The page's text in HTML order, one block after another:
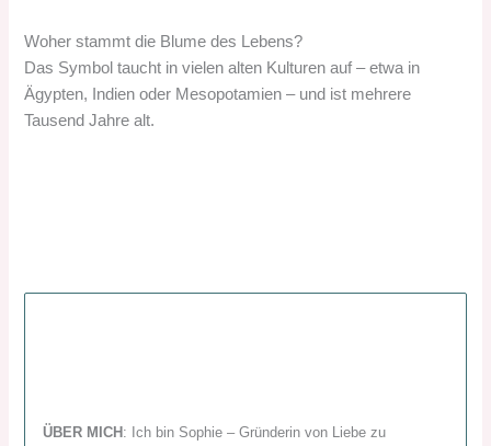
Woher stammt die Blume des Lebens?
Das Symbol taucht in vielen alten Kulturen auf – etwa in
Ägypten, Indien oder Mesopotamien – und ist mehrere
Tausend Jahre alt.
ÜBER MICH : Ich bin Sophie – Gründerin von Liebe zu